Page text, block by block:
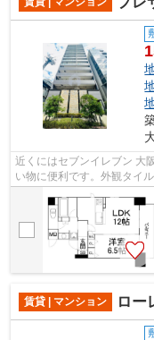
近くにはセブンイレブン 大
い物に便利です。外観タイ
心配が少ない物件です。造
賃貸 | マンション ロー